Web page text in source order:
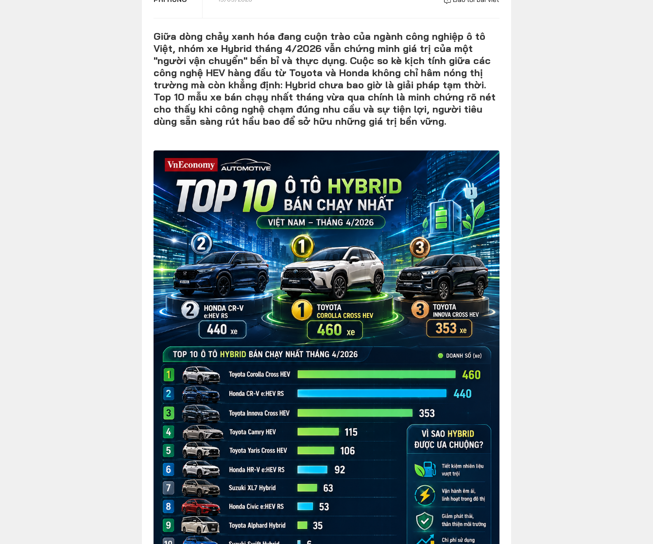
CONTACT US
0972271616
ngocvu.vneconomy@gmail.com
Giữa dòng chảy xanh hóa đang cuộn trào của ngành công nghiệp ô tô
Việt, nhóm xe Hybrid tháng 4/2026 vẫn chứng minh giá trị của một
"người vận chuyển" bền bỉ và thực dụng. Cuộc so kè kịch tính giữa các
công nghệ HEV hàng đầu từ Toyota và Honda không chỉ hâm nóng thị
trường mà còn khẳng định: Hybrid chưa bao giờ là giải pháp tạm thời.
Top 10 mẫu xe bán chạy nhất tháng vừa qua chính là minh chứng rõ nét
cho thấy khi công nghệ chạm đúng nhu cầu và sự tiện lợi, người tiêu
dùng sẵn sàng rút hầu bao để sở hữu những giá trị bền vững.